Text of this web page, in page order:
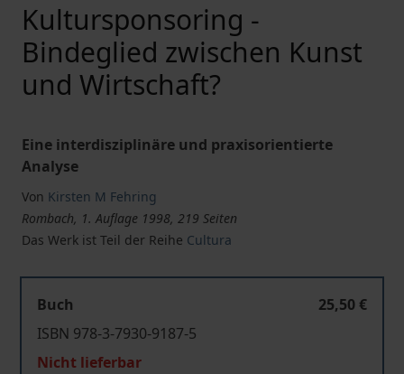
Kultursponsoring -
Bindeglied zwischen Kunst
und Wirtschaft?
Eine interdisziplinäre und praxisorientierte
Analyse
Von Kirsten M Fehring
Rombach, 1. Auflage 1998, 219 Seiten
Das Werk ist Teil der Reihe Cultura
Buch
25,50 €
ISBN 978-3-7930-9187-5
Nicht lieferbar